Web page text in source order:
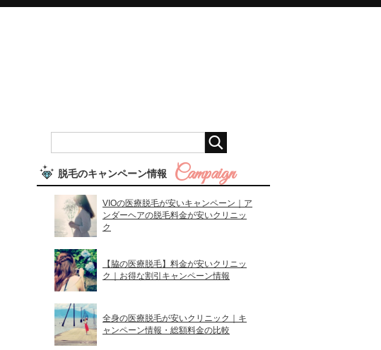
脱毛のキャンペーン情報
VIOの医療脱毛が安いキャンペーン｜ア
ンダーヘアの脱毛料金が安いクリニッ
ク
【脇の医療脱毛】料金が安いクリニッ
ク｜お得な割引キャンペーン情報
全身の医療脱毛が安いクリニック｜キ
ャンペーン情報・総額料金の比較